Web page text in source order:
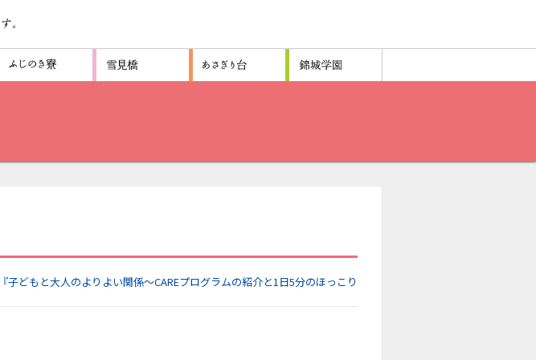
子どもと大人のよりよい関係～CAREプログラムの紹介と1日5分のほっこり